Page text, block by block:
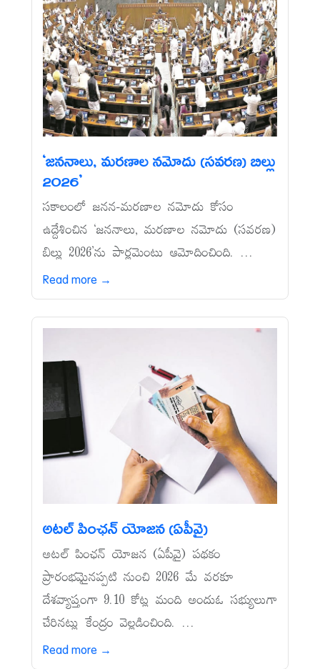
‘జననాలు, మరణాల నమోదు (సవరణ) బిల్లు
2026’
సకాలంలో జనన-మరణాల నమోదు కోసం
ఉద్దేశించిన ‘జననాలు, మరణాల నమోదు (సవరణ)
బిల్లు 2026’ను పార్లమెంటు ఆమోదించింది. ...
Read more →
అటల్‌ పింఛన్‌ యోజన (ఏపీవై)
అటల్‌ పింఛన్‌ యోజన (ఏపీవై) పథకం
ప్రారంభమైనప్పటి నుంచి 2026 మే వరకూ
దేశవ్యాప్తంగా 9.10 కోట్ల మంది అందుఓ సభ్యులుగా
చేరినట్లు కేంద్రం వెల్లడించింది. ...
Read more →